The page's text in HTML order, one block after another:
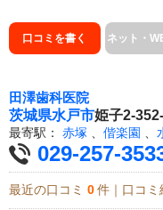
口コミを書く ネット・
田澤歯科医院
茨城県水戸市姫子2-
最寄駅： 赤塚 偕楽園
029-257-
最近の口コミ 0 件｜口コミ